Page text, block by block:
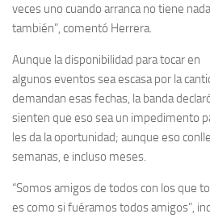
veces uno cuando arranca no tiene
también”, comentó Herrera.
Aunque la disponibilidad para tocar en
algunos eventos sea escasa por la
demandan esas fechas, la banda
sienten que eso sea un impedimento
les da la oportunidad; aunque eso
semanas, e incluso meses.
“Somos amigos de todos con los que
es como si fuéramos todos amigos”,